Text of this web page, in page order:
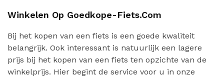
Winkelen Op Goedkope-Fiets.com
Bij het kopen van een fiets is een goede kwaliteit
belangrijk. Ook interessant is natuurlijk een lagere
prijs bij het kopen van een fiets ten opzichte van de
winkelprijs. Hier begint de service voor u in onze